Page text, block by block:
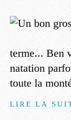
terme... Ben
natation
toute la
LIRE LA